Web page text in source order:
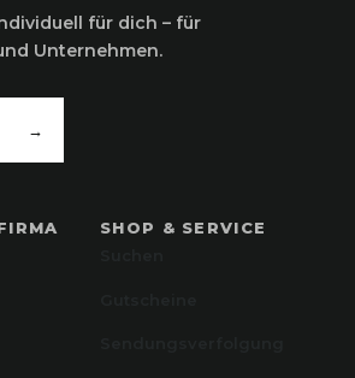
für dich – für
Unternehmen.
→
SHOP & SERVICE